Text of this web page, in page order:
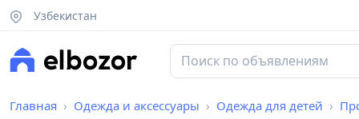
Узбекистан
Главная Одежда и аксессуары Одежда для детей